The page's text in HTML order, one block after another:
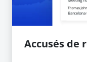
Accusés de